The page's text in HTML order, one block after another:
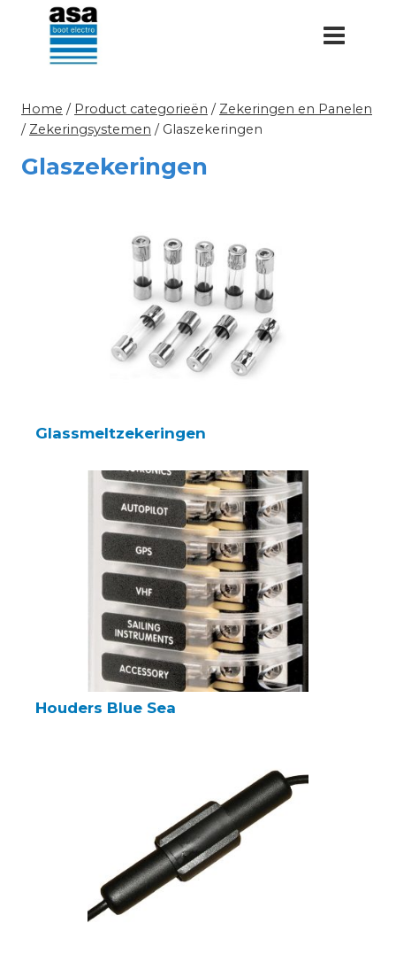
Doorgaan
inhoud
Home / Product categorieën / Zekeringen en Panelen
/ Zekeringsystemen / Glaszekeringen
Glaszekeringen
Glassmeltzekeringen
Houders Blue Sea